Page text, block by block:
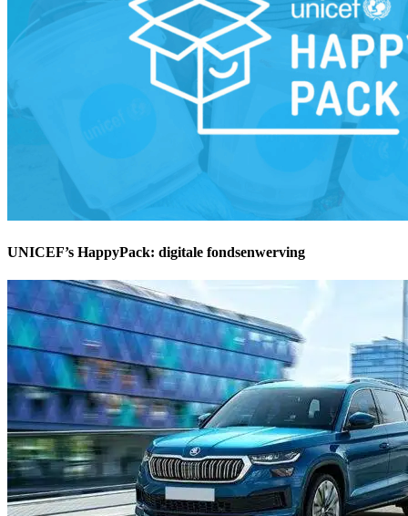
UNICEF’s HappyPack: digitale fondsenwerving